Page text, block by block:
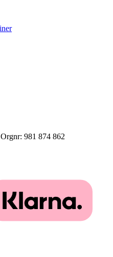
981 874 862